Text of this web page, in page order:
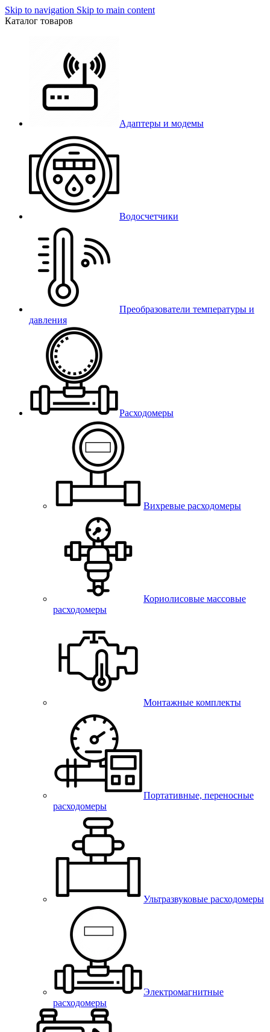
Skip to navigation Skip to main content
Каталог товаров
Адаптеры и модемы
Водосчетчики
Преобразователи температуры и
давления
Расходомеры
Вихревые расходомеры
Кориолисовые массовые
расходомеры
Монтажные комплекты
Портативные, переносные
расходомеры
Ультразвуковые расходомеры
Электромагнитные
расходомеры